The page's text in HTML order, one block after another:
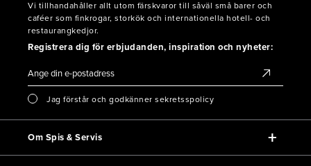
Vi tillhandahåller allt utom färskvaror till såväl små barer och
caféer som finkrogar, storkök och internationella hotell- och
restaurangkedjor.
Registrera dig för erbjudanden, inspiration och nyheter:
Jag förstår och godkänner sekretsspolicy
Om Spis & Servis